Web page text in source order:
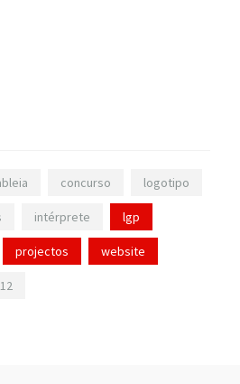
concurso logotipo
intérprete lgp
projectos website